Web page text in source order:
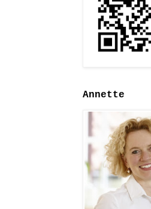
Annette